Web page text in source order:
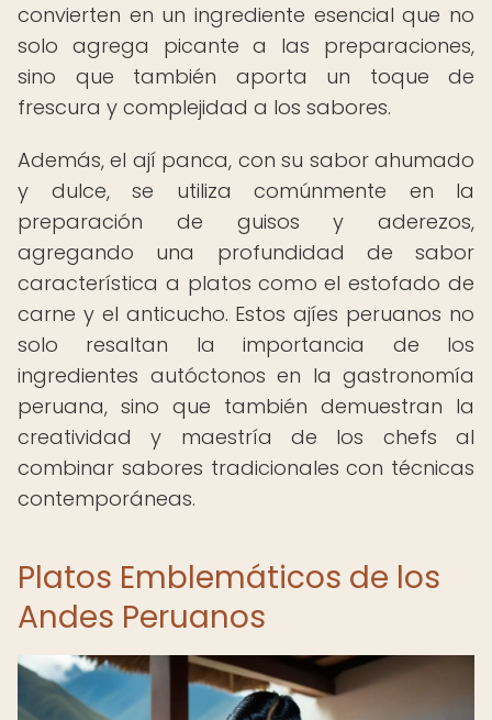
convierten en un ingrediente esencial que no
solo agrega picante a las preparaciones,
sino que también aporta un toque de
frescura y complejidad a los sabores.
Además, el ají panca, con su sabor ahumado
y dulce, se utiliza comúnmente en la
preparación de guisos y aderezos,
agregando una profundidad de sabor
característica a platos como el estofado de
carne y el anticucho. Estos ajíes peruanos no
solo resaltan la importancia de los
ingredientes autóctonos en la gastronomía
peruana, sino que también demuestran la
creatividad y maestría de los chefs al
combinar sabores tradicionales con técnicas
contemporáneas.
Platos Emblemáticos de los
Andes Peruanos